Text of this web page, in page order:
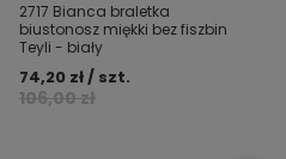
2717 Bianca braletka
biustonosz miękki bez fiszbin
Teyli - biały
106,00 zł
74,20 zł / szt.